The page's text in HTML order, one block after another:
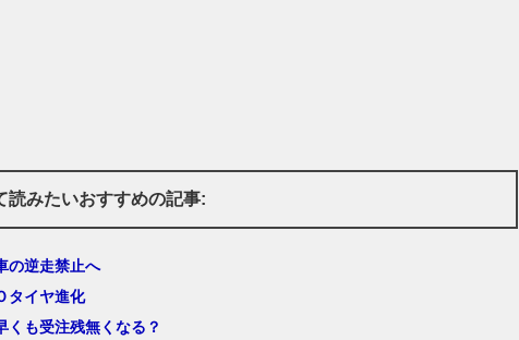
読みたいおすすめの記事:
の逆走禁止へ
タイヤ進化
くも受注残無くなる？